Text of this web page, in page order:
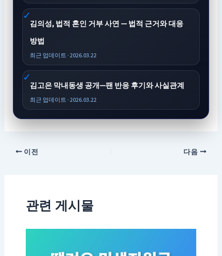
김의성, 법적 혼인 거부 사연 — 법적 근거와 대응
방법
최근 업데이트 · 2026.03.22
김고은 막내동생 공개—팬 반응 후기와 사실관계
최근 업데이트 · 2026.03.22
이전 다음
관련 게시물